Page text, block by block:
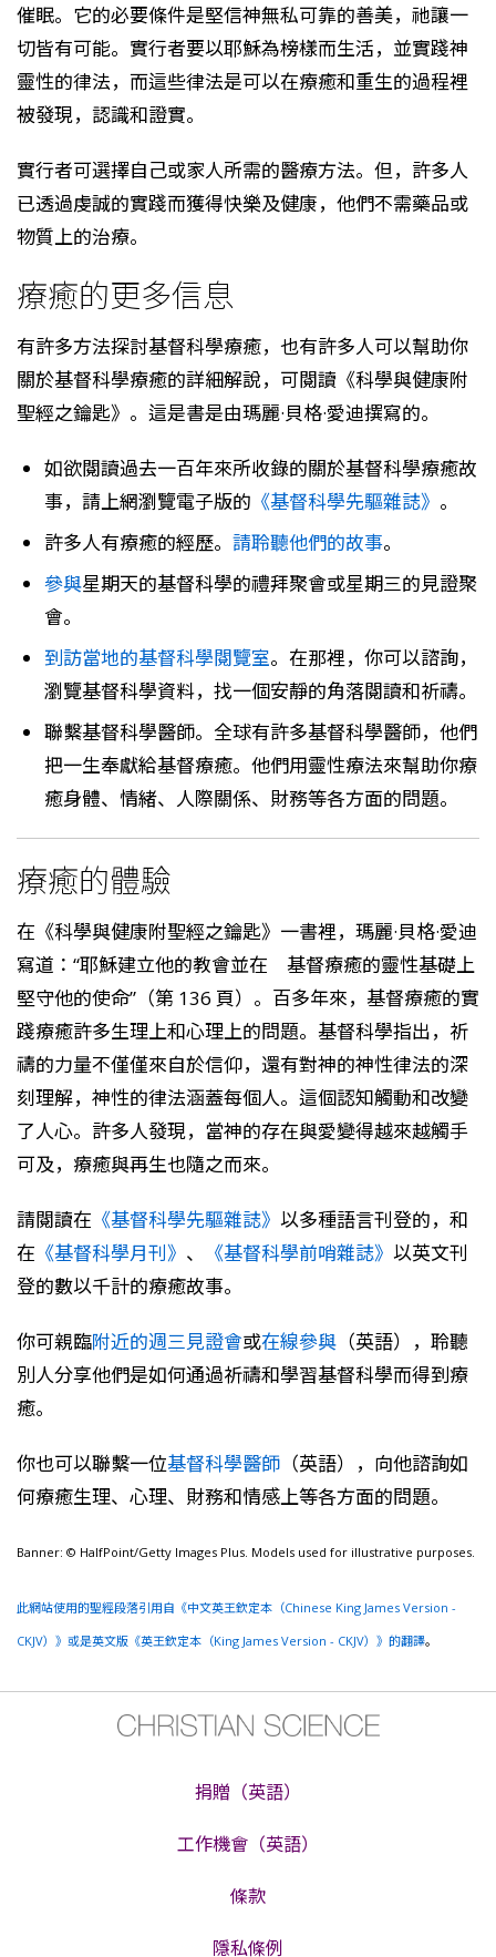
催眠。它的必要條件是堅信神無私可靠的善美，祂讓一
切皆有可能。實行者要以耶穌為榜樣而生活，並實踐神
靈性的律法，而這些律法是可以在療癒和重生的過程裡
被發現，認識和證實。
實行者可選擇自己或家人所需的醫療方法。但，許多人
已透過虔誠的實踐而獲得快樂及健康，他們不需藥品或
物質上的治療。
療癒的更多信息
有許多方法探討基督科學療癒，也有許多人可以幫助你
關於基督科學療癒的詳細解說，可閱讀《科學與健康附
聖經之鑰匙》。這是書是由瑪麗·貝格·愛迪撰寫的。
如欲閱讀過去一百年來所收錄的關於基督科學療癒故
事，請上網瀏覽電子版的 《基督科學先驅雜誌》 。
許多人有療癒的經歷。 請聆聽他們的故事。
參與星期天的基督科學的禮拜聚會或星期三的見證聚
會。
到訪當地的基督科學閱覽室。在那裡，你可以諮詢，
瀏覽基督科學資料，找一個安靜的角落閱讀和祈禱。
聯繫基督科學醫師。全球有許多基督科學醫師，他們
把一生奉獻給基督療癒。他們用靈性療法來幫助你療
癒身體、情緒、人際關係、財務等各方面的問題。
療癒的體驗
在《科學與健康附聖經之鑰匙》一書裡，瑪麗·貝格·愛迪
寫道：“耶穌建立他的教會並在 基督療癒的靈性基礎上
堅守他的使命”（第 136 頁）。百多年來，基督療癒的實
踐療癒許多生理上和心理上的問題。基督科學指出，祈
禱的力量不僅僅來自於信仰，還有對神的神性律法的深
刻理解，神性的律法涵蓋每個人。這個認知觸動和改變
了人心。許多人發現，當神的存在與愛變得越來越觸手
可及，療癒與再生也隨之而來。
請閱讀在 《基督科學先驅雜誌》 以多種語言刊登的，和
在 《基督科學月刊》 、 《基督科學前哨雜誌》 以英文刊
登的數以千計的療癒故事。
你可親臨附近的週三見證會或在線參與 （英語），聆聽
別人分享他們是如何通過祈禱和學習基督科學而得到療
癒。
你也可以聯繫一位基督科學醫師 （英語），向他諮詢如
何療癒生理、心理、財務和情感上等各方面的問題。
Banner: © HalfPoint/Getty Images Plus. Models used for illustrative purposes.
此網站使用的聖經段落引用自《中文英王欽定本（Chinese King James Version -
CKJV）》或是英文版《英王欽定本（King James Version - CKJV）》的翻譯。
捐贈（英語）
工作機會（英語）
條款
隱私條例